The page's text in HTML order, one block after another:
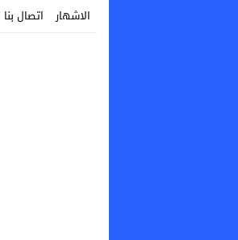
الاشهار اتصال بنا